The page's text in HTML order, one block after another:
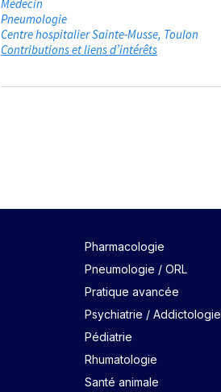
Médecin
Pneumologie
Centre hospitalier Sainte-Musse Toulon
Contributions et liens d’intérêts
Pharmacologie
Pneumologie / ORL
Pratique avancée
Psychiatrie / Addictologie
Pédiatrie
Rhumatologie
Santé animale